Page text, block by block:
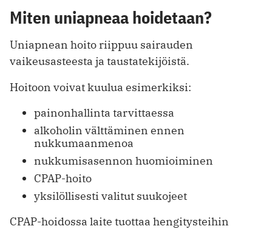
Miten uniapneaa hoidetaan?
Uniapnean hoito riippuu sairauden
vaikeusasteesta ja taustatekijöistä.
Hoitoon voivat kuulua esimerkiksi:
painonhallinta tarvittaessa
alkoholin välttäminen ennen
nukkumaanmenoa
nukkumisasennon huomioiminen
CPAP-hoito
yksilöllisesti valitut suukojeet
CPAP-hoidossa laite tuottaa hengitysteihin